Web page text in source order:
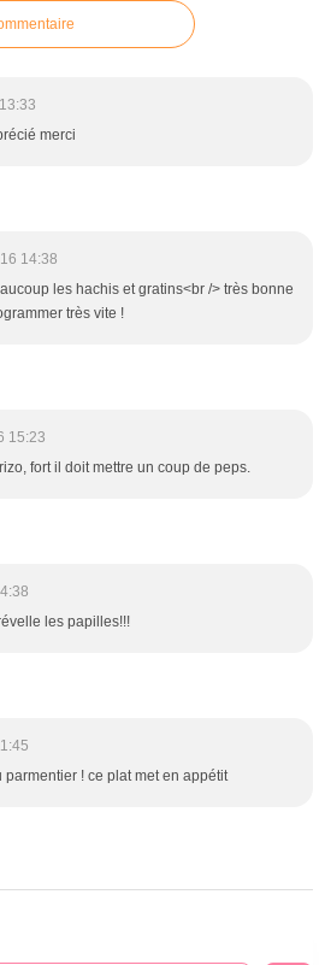
merci
14:38
les hachis et gratins<br /> très bonne
très vite !
15:23
fort il doit mettre un coup de peps.
les papilles!!!
! ce plat met en appétit